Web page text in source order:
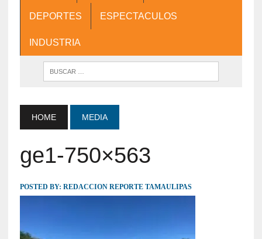
DEPORTES ESPECTACULOS
INDUSTRIA
HOME MEDIA
ge1-750×563
POSTED BY: REDACCION REPORTE TAMAULIPAS